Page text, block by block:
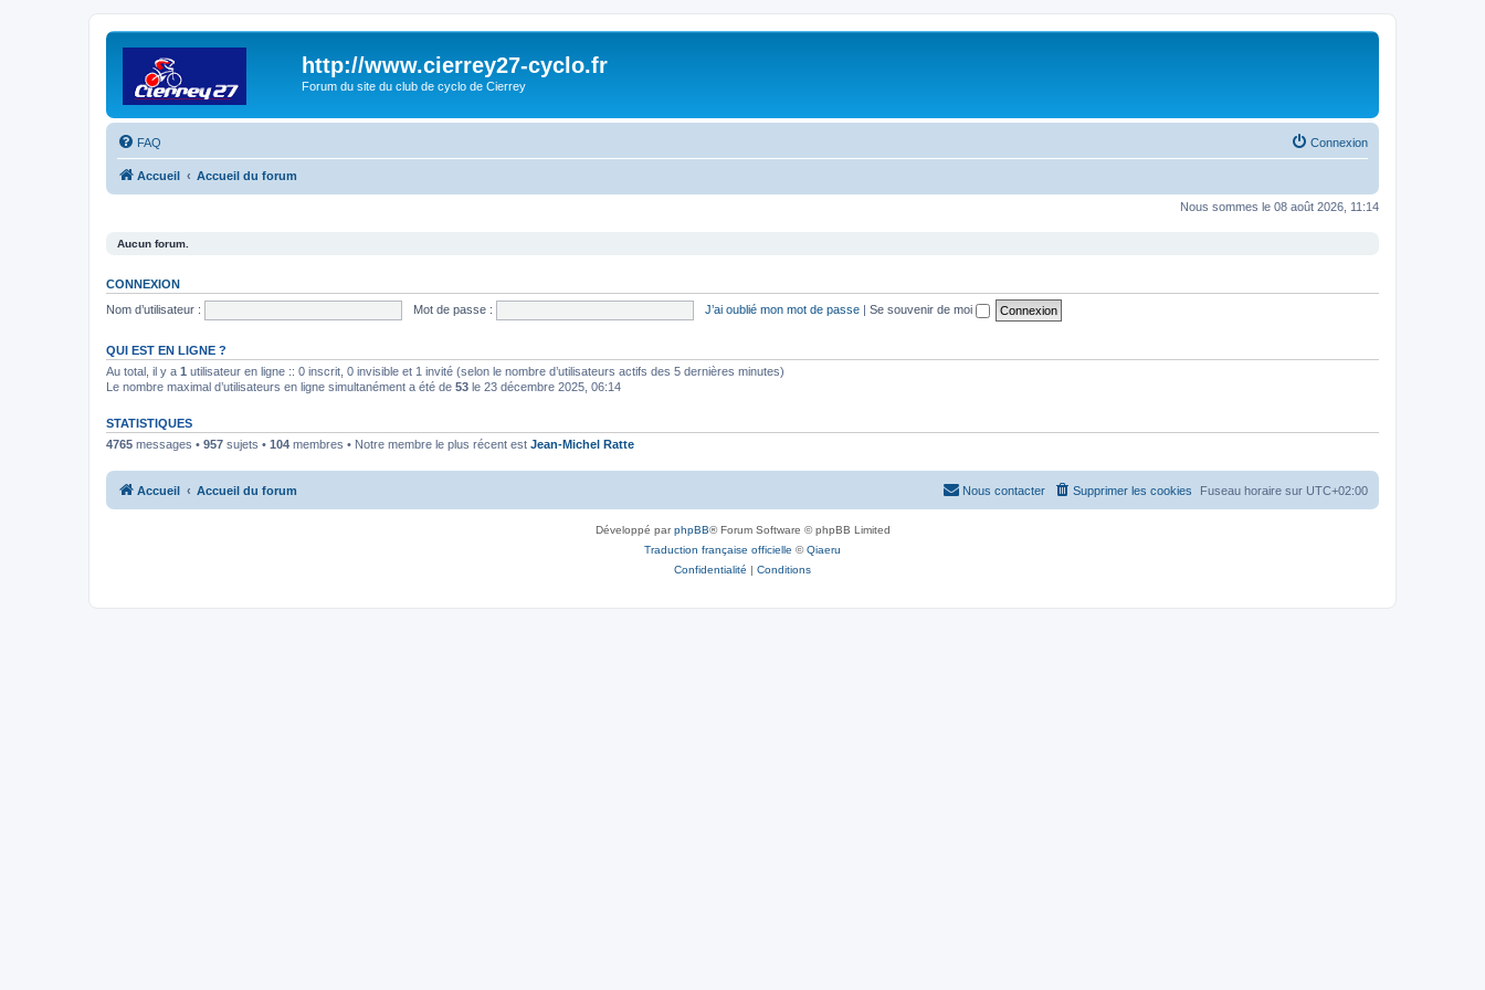
http://www.cierrey27-cyclo.fr
Forum du site du club de cyclo de Cierrey
FAQ Connexion
Accueil Accueil du forum
Nous sommes le 08 août 2026, 11:14
Aucun forum.
CONNEXION
Nom d’utilisateur :
Mot de passe : J’ai oublié mon mot de passe | Se souvenir de moi
QUI EST EN LIGNE ?
Au total, il y a 1 utilisateur en ligne :: 0 inscrit, 0 invisible et 1 invité (selon le nombre d’utilisateurs actifs des 5 dernières minutes)
Le nombre maximal d’utilisateurs en ligne simultanément a été de 53 le 23 décembre 2025, 06:14
STATISTIQUES
4765 messages • 957 sujets • 104 membres • Notre membre le plus récent est Jean-Michel Ratte
Accueil Accueil du forum Fuseau horaire sur UTC+02:00
Supprimer les cookies
Nous contacter
Développé parphpBB® Forum Software © phpBB Limited
Traduction française officielle ©Qiaeru
Confidentialité | Conditions